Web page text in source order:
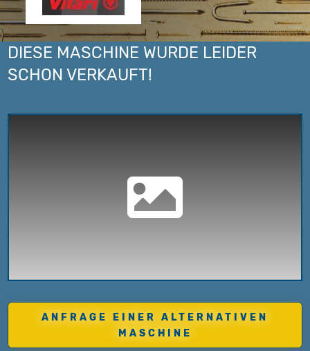
DIESE MASCHINE WURDE LEIDER
SCHON VERKAUFT!
ANFRAGE EINER ALTERNATIVEN
MASCHINE